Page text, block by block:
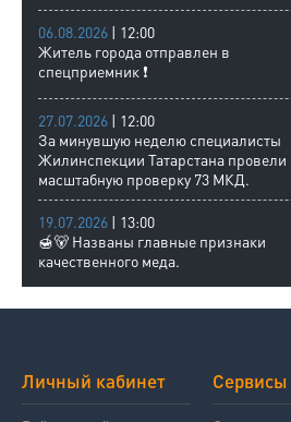
06.08.2026 | 12:00
Житель города отправлен в
спецприемник ❗
27.07.2026 | 12:00
За минувшую неделю специалисты
Жилинспекции Татарстана провели
масштабную проверку 73 МКД.
19.07.2026 | 13:00
🍯🐻 Названы главные признаки
качественного меда.
Личный кабинет Сервисы